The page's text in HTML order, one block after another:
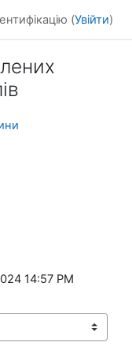
(Увійти)
14:57 PM